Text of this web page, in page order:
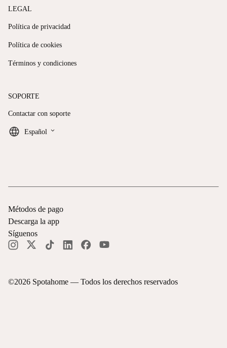
LEGAL
Política de privacidad
Política de cookies
Términos y condiciones
SOPORTE
Contactar con soporte
Español keyboard_arrow_down
©2026 Spotahome — Todos los derechos reservados
Métodos de pago
Descarga la app
Síguenos